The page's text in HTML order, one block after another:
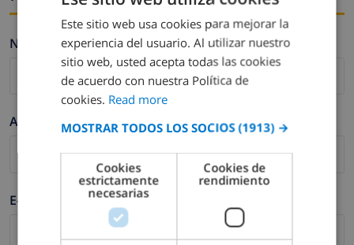
Nombre *
Apellidos *
E-mail *
ENGLISH
DUTCH
FRENCH
GERMAN
CATALAN
ITALIAN
DANISH
Este sitio web usa cookies para mejorar la
experiencia del usuario. Al utilizar nuestro
sitio web, usted acepta todas las cookies
de acuerdo con nuestra Política de
cookies. Read more
MOSTRAR TODOS LOS SOCIOS (1913) →
Cookies
estrictamente
necesarias
Cookies de
rendimiento